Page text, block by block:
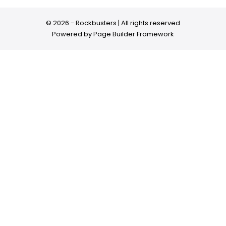
© 2026 - Rockbusters | All rights reserved
Powered byPage Builder Framework